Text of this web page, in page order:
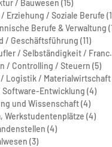
/ Bauwesen (15)
Erziehung / Soziale Berufe
Berufe & Verwaltung
/ Geschäftsführung (11)
/ Controlling / Steuern (5)
Software-Entwicklung (4)
und Wissenschaft (4)
Werkstudentenplätze (4)
(4)
(3)